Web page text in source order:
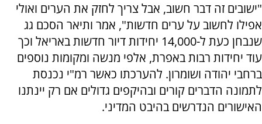
"ישובים זה דבר חשוב, אבל צריך לחזק את הערים ואולי
אפילו לחשוב על ערים חדשות", אמר ותיאר הסכם גג
שנבחן כעת ל-14,000 יחידות דיור חדשות באריאל וכך
עוד יחידות רבות באפרת, אלפי מנשה ומקומות נוספים
ברחבי יהודה ושומרון. להערכתו כאשר רמ"י נכנסת
לתמונה הדברים קורים ובהיקפים גדולים אם רק יינתנו
האישורים הנדרשים בהיבט המדיני.